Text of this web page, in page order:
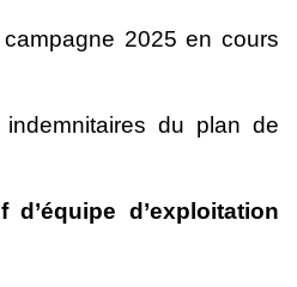
2025 en cours
du plan de
d’équipe d’exploitation